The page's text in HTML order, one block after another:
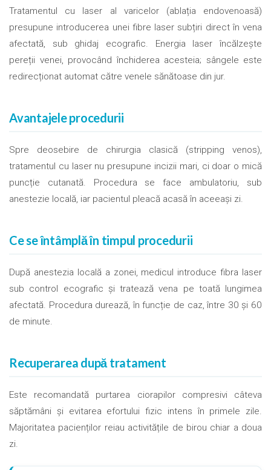
Tratamentul cu laser al varicelor (ablația endovenoasă)
presupune introducerea unei fibre laser subțiri direct în vena
afectată, sub ghidaj ecografic. Energia laser încălzește
pereții venei, provocând închiderea acesteia; sângele este
redirecționat automat către venele sănătoase din jur.
Avantajele procedurii
Spre deosebire de chirurgia clasică (stripping venos),
tratamentul cu laser nu presupune incizii mari, ci doar o mică
puncție cutanată. Procedura se face ambulatoriu, sub
anestezie locală, iar pacientul pleacă acasă în aceeași zi.
Ce se întâmplă în timpul procedurii
După anestezia locală a zonei, medicul introduce fibra laser
sub control ecografic și tratează vena pe toată lungimea
afectată. Procedura durează, în funcție de caz, între 30 și 60
de minute.
Recuperarea după tratament
Este recomandată purtarea ciorapilor compresivi câteva
săptămâni și evitarea efortului fizic intens în primele zile.
Majoritatea pacienților reiau activitățile de birou chiar a doua
zi.